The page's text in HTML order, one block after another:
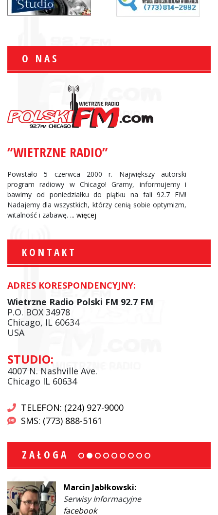
O NAS
“WIETRZNE RADIO”
Powstało 5 czerwca 2000 r. Największy autorski
program radiowy w Chicago! Gramy, informujemy i
bawimy od poniedziałku do piątku na fali 92.7 FM!
Nadajemy dla wszystkich, którzy cenią sobie optymizm,
witalność i zabawę. ... więcej
KONTAKT
ADRES KORESPONDENCYJNY:
Wietrzne Radio Polski FM 92.7 FM
P.O. BOX 34978
Chicago, IL 60634
USA
STUDIO:
4007 N. Nashville Ave.
Chicago IL 60634
TELEFON: (224) 927-9000
SMS: (773) 888-5161
ZAŁOGA
Marcin Jabłkowski:
Serwisy Informacyjne
facebook